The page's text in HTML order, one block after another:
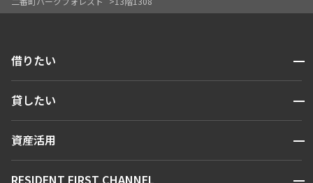
借りたい 開閉
人気エリアから探す
貸したい 開閉
お問い合わせ
資産活用 開閉
RESIDENT FIRST CHANNEL 開閉